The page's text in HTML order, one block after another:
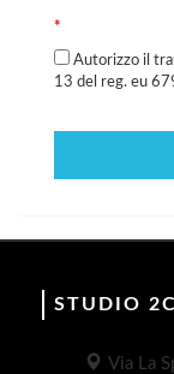
*
Autorizzo il
13 del reg. eu
STUDIO
Via La